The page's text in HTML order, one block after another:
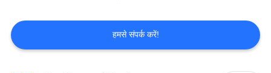
हमसे संपर्क करें!